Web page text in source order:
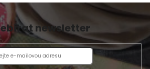
newsletter